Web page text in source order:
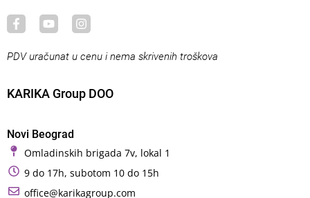
PDV uračunat u cenu i nema skrivenih troškova
KARIKA Group DOO
Novi Beograd
Omladinskih brigada 7v, lokal 1
9 do 17h, subotom 10 do 15h
office@karikagroup.com